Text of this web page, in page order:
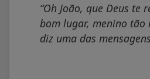
“Oh João, que Deus te
bom lugar, menino tão
diz uma das